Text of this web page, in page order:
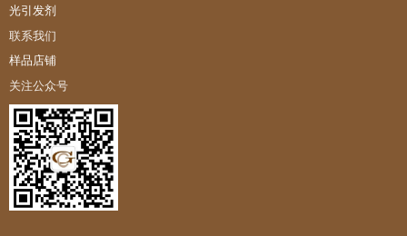
光引发剂
联系我们
样品店铺
关注公众号